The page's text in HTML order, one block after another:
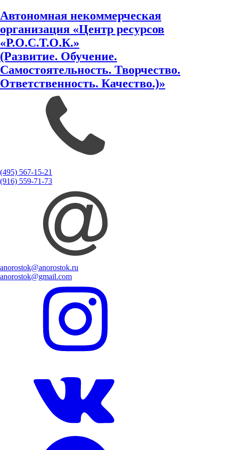
Автономная некоммерческая
организация «Центр ресурсов
«Р.О.С.Т.О.К.»
(Развитие. Обучение.
Самостоятельность. Творчество.
Ответственность. Качество.)»
(495) 567-15-21
(916) 559-71-73
anorostok@anorostok.ru
anorostok@gmail.com